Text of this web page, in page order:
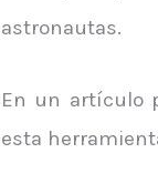
astronautas.
En un artículo
esta